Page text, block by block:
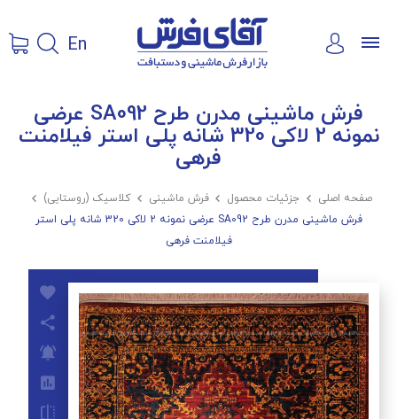
En
فرش ماشینی مدرن طرح SA092 عرضی
نمونه 2 لاکی 320 شانه پلی استر فیلامنت
فرهی
صفحه اصلی  جزئیات محصول  فرش ماشینی  کلاسیک (روستایی) 
فرش ماشینی مدرن طرح SA092 عرضی نمونه 2 لاکی 320 شانه پلی استر
فیلامنت فرهی